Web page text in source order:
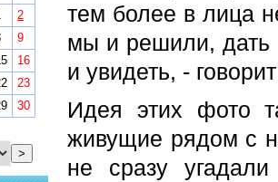
тем более в лица
мы и решили, дать
и увидеть, -
Идея этих фото
живущие рядом с
не сразу
2
9
16
23
30
>